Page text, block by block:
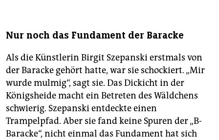
Nur noch das Fundament der Baracke
Als die Künstlerin Birgit Szepanski erstmals von
der Baracke gehört hatte, war sie schockiert. „Mir
wurde mulmig“, sagt sie. Das Dickicht in der
Königsheide macht ein Betreten des Wäldchens
schwierig. Szepanski entdeckte einen
Trampelpfad. Aber sie fand keine Spuren der „B-
Baracke“, nicht einmal das Fundament hat sich